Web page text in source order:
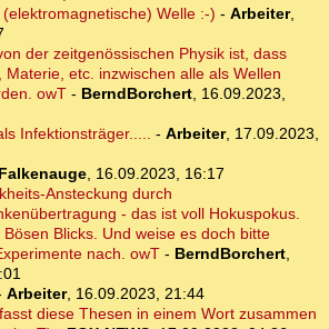
Welle :-) - Arbeiter,
der zeitgenössischen Physik ist, dass
Materie, etc. inzwischen alle als Wellen
owT - BerndBorchert 16.09.2023,
Infektionsträger.....
- Arbeiter, 17.09.2023,
Falkenauge, 16.09.2023, 16:17
Ansteckung durch
- das ist voll Hokuspokus.
Bösen Blicks. Und weise es doch bitte
nach. owT - BerndBorchert
Arbeiter, 16.09.2023, 21:44
diese Thesen in einem Wort zusammen